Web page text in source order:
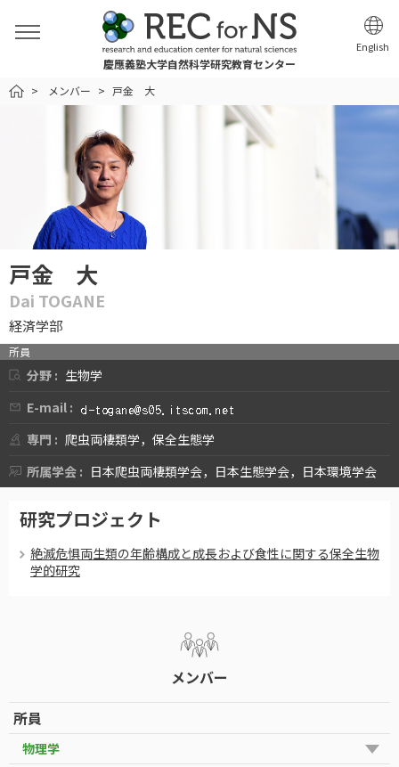
慶應義塾大学自然科学研究教育センター
English
HOMEメンバー 戸金 大
戸金 大
Dai TOGANE
経済学部
所員
分野 : 生物学
E-mail :
専門 : 爬虫両棲類学，保全生態学
所属学会 : 日本爬虫両棲類学会，日本生態学会，日本環境学会
研究プロジェクト
絶滅危惧両生類の年齢構成と成長および食性に関する保全生物
学的研究
メンバー
所員
物理学